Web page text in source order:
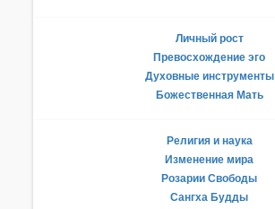
Личный рост
Превосхождение эго
Духовные инструменты
Божественная Мать
Религия и наука
Изменение мира
Розарии Свободы
Сангха Будды